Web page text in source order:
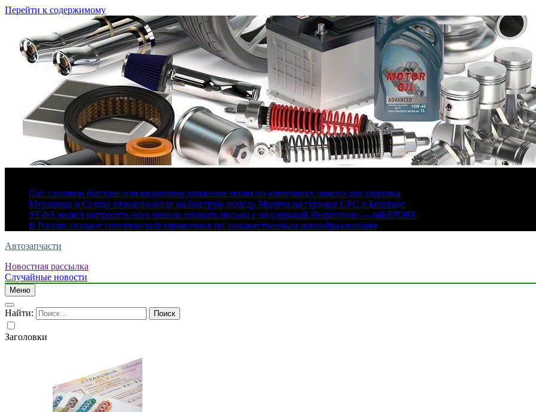
Перейти к содержимому
Gut: слишком быстрое или медленное движение пищи по кишечнику опасно для здоровья
Мухаммад и Сехудо отреагировали на быструю победу Медича на турнире UFC в Белграде
УЕФА может попросить всех членов отозвать письма с поддержкой Инфантино — talkSPORT
В России создают генетический справочник по злокачественным новообразованиям
Автозапчасти
Новостная рассылка
Случайные новости
Меню
Найти:
Заголовки